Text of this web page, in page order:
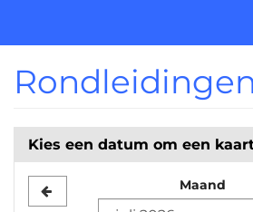
Rondleidingen
Kies een datum om een
Maand